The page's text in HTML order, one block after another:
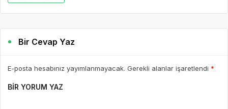
Bir Cevap Yaz
E-posta hesabınız yayımlanmayacak. Gerekli alanlar işaretlendi *
BIR YORUM YAZ